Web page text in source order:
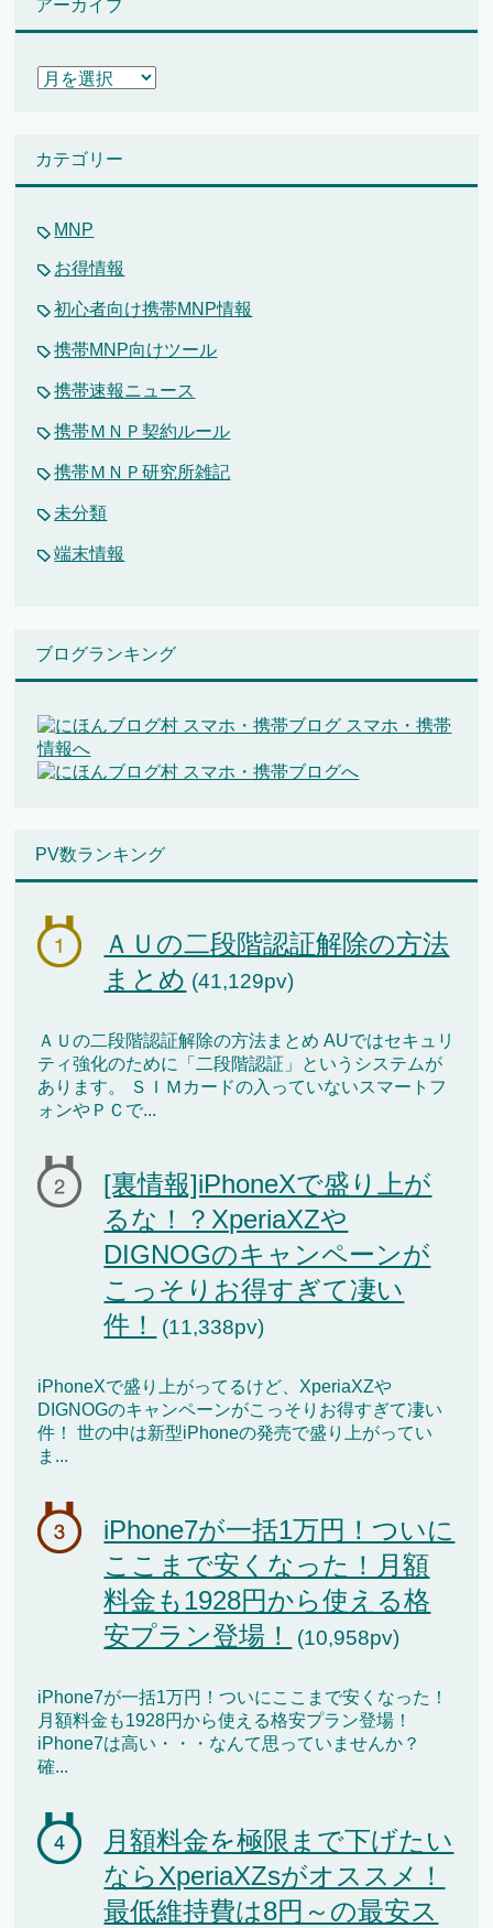
アーカイブ
ア
ブ
カテゴリー
MNP
お得情報
初心者向け携帯MNP情報
携帯MNP向けツール
携帯速報ニュース
携帯ＭＮＰ契約ルール
携帯ＭＮＰ研究所雑記
未分類
端末情報
ブログランキング
PV数ランキング
ＡＵの二段階認証解除の方法
まとめ (41,129pv)
ＡＵの二段階認証解除の方法まとめ AUではセキュリ
ティ強化のために「二段階認証」というシステムが
あります。 ＳＩＭカードの入っていないスマートフ
ォンやＰＣで...
[裏情報]iPhoneXで盛り上が
るな！？XperiaXZや
DIGNOGのキャンペーンが
こっそりお得すぎて凄い
件！
(11,338pv)
iPhoneXで盛り上がってるけど、XperiaXZや
DIGNOGのキャンペーンがこっそりお得すぎて凄い
件！ 世の中は新型iPhoneの発売で盛り上がってい
ま...
iPhone7が一括1万円！ついに
ここまで安くなった！月額
料金も1928円から使える格
安プラン登場！
(10,958pv)
iPhone7が一括1万円！ついにここまで安くなった！
月額料金も1928円から使える格安プラン登場！
iPhone7は高い・・・なんて思っていませんか？
確...
月額料金を極限まで下げたい
ならXperiaXZsがオススメ！
最低維持費は8円～の最安ス